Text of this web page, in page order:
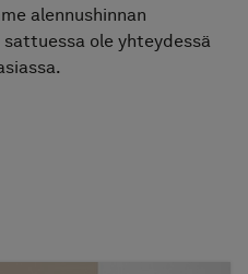
alennushinnan
ole yhteydessä